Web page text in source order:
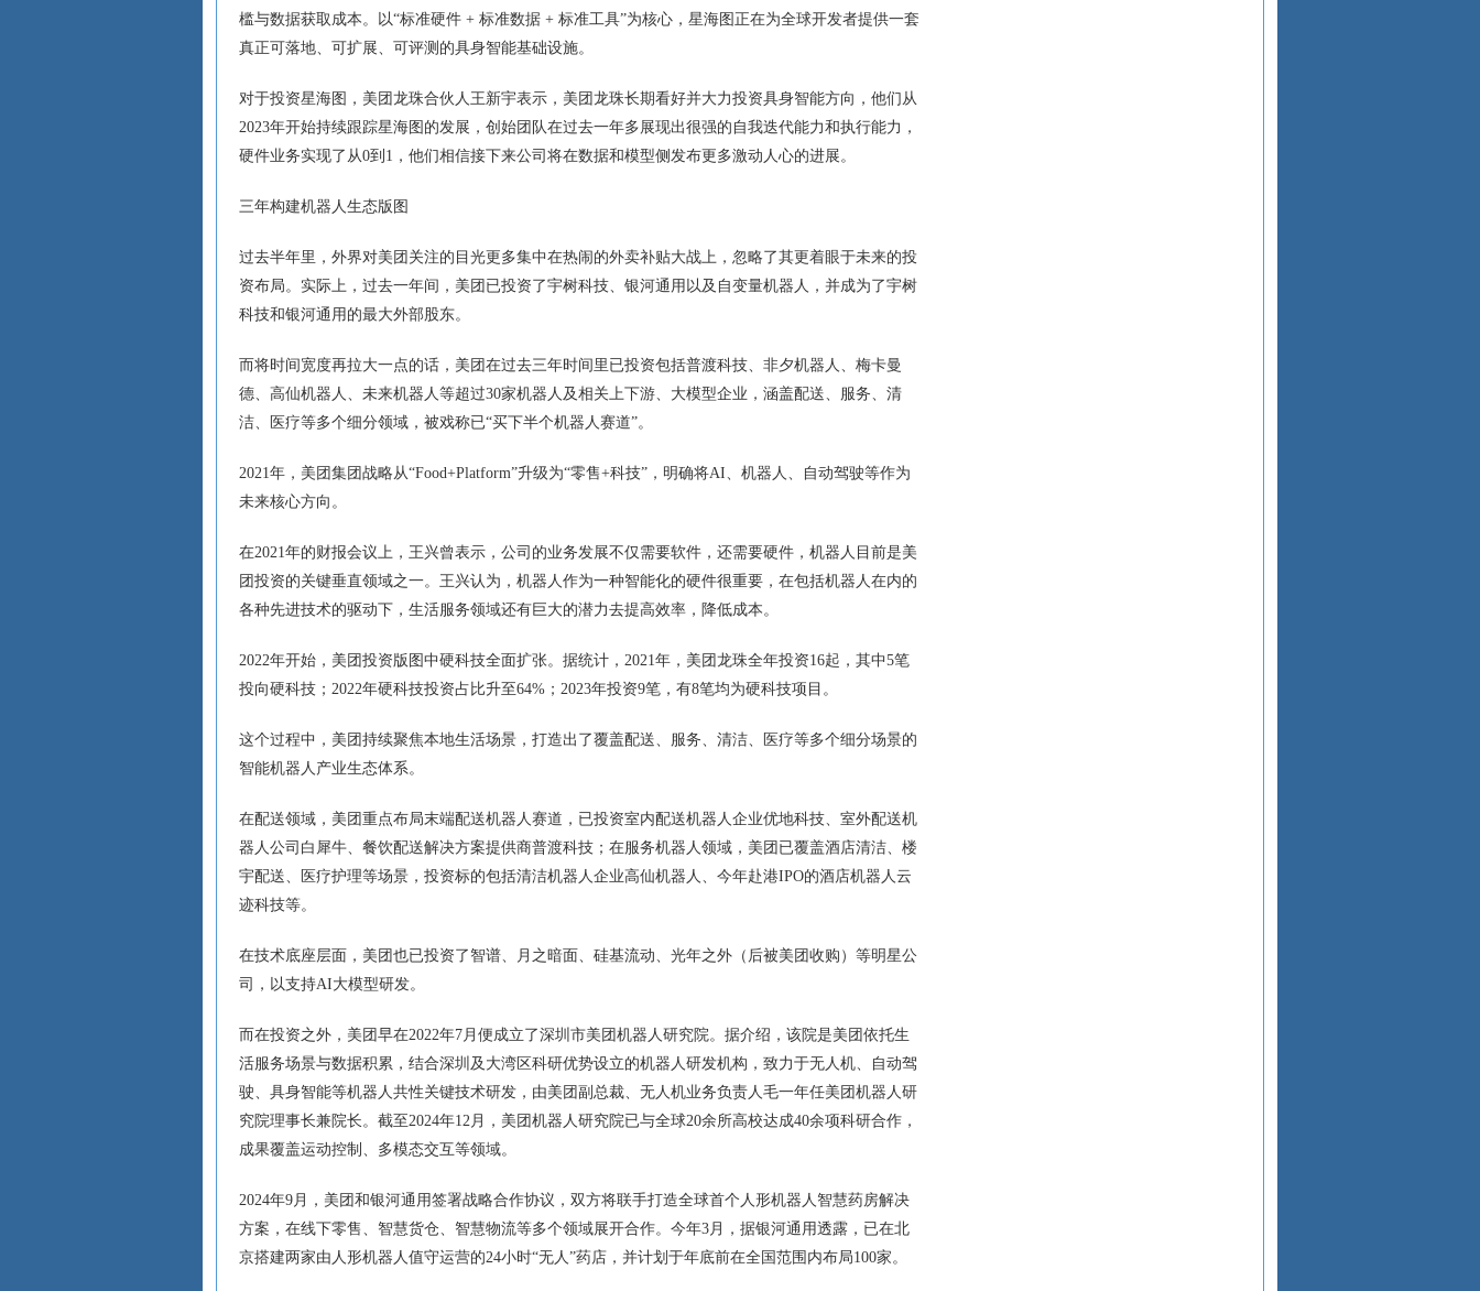
槛与数据获取成本。以“标准硬件 + 标准数据 + 标准工具”为核心，星海图正在为全球开发者提供一套
真正可落地、可扩展、可评测的具身智能基础设施。
对于投资星海图，美团龙珠合伙人王新宇表示，美团龙珠长期看好并大力投资具身智能方向，他们从
2023年开始持续跟踪星海图的发展，创始团队在过去一年多展现出很强的自我迭代能力和执行能力，
硬件业务实现了从0到1，他们相信接下来公司将在数据和模型侧发布更多激动人心的进展。
三年构建机器人生态版图
过去半年里，外界对美团关注的目光更多集中在热闹的外卖补贴大战上，忽略了其更着眼于未来的投
资布局。实际上，过去一年间，美团已投资了宇树科技、银河通用以及自变量机器人，并成为了宇树
科技和银河通用的最大外部股东。
而将时间宽度再拉大一点的话，美团在过去三年时间里已投资包括普渡科技、非夕机器人、梅卡曼
德、高仙机器人、未来机器人等超过30家机器人及相关上下游、大模型企业，涵盖配送、服务、清
洁、医疗等多个细分领域，被戏称已“买下半个机器人赛道”。
2021年，美团集团战略从“Food+Platform”升级为“零售+科技”，明确将AI、机器人、自动驾驶等作为
未来核心方向。
在2021年的财报会议上，王兴曾表示，公司的业务发展不仅需要软件，还需要硬件，机器人目前是美
团投资的关键垂直领域之一。王兴认为，机器人作为一种智能化的硬件很重要，在包括机器人在内的
各种先进技术的驱动下，生活服务领域还有巨大的潜力去提高效率，降低成本。
2022年开始，美团投资版图中硬科技全面扩张。据统计，2021年，美团龙珠全年投资16起，其中5笔
投向硬科技；2022年硬科技投资占比升至64%；2023年投资9笔，有8笔均为硬科技项目。
这个过程中，美团持续聚焦本地生活场景，打造出了覆盖配送、服务、清洁、医疗等多个细分场景的
智能机器人产业生态体系。
在配送领域，美团重点布局末端配送机器人赛道，已投资室内配送机器人企业优地科技、室外配送机
器人公司白犀牛、餐饮配送解决方案提供商普渡科技；在服务机器人领域，美团已覆盖酒店清洁、楼
宇配送、医疗护理等场景，投资标的包括清洁机器人企业高仙机器人、今年赴港IPO的酒店机器人云
迹科技等。
在技术底座层面，美团也已投资了智谱、月之暗面、硅基流动、光年之外（后被美团收购）等明星公
司，以支持AI大模型研发。
而在投资之外，美团早在2022年7月便成立了深圳市美团机器人研究院。据介绍，该院是美团依托生
活服务场景与数据积累，结合深圳及大湾区科研优势设立的机器人研发机构，致力于无人机、自动驾
驶、具身智能等机器人共性关键技术研发，由美团副总裁、无人机业务负责人毛一年任美团机器人研
究院理事长兼院长。截至2024年12月，美团机器人研究院已与全球20余所高校达成40余项科研合作，
成果覆盖运动控制、多模态交互等领域。
2024年9月，美团和银河通用签署战略合作协议，双方将联手打造全球首个人形机器人智慧药房解决
方案，在线下零售、智慧货仓、智慧物流等多个领域展开合作。今年3月，据银河通用透露，已在北
京搭建两家由人形机器人值守运营的24小时“无人”药店，并计划于年底前在全国范围内布局100家。